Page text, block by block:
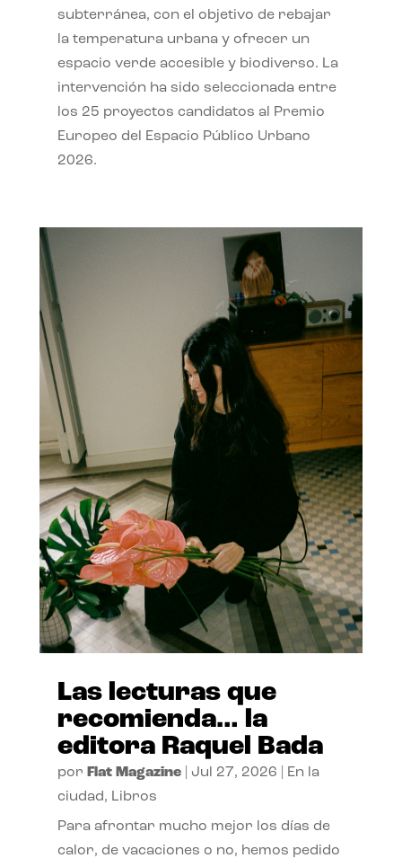
subterránea, con el objetivo de rebajar
la temperatura urbana y ofrecer un
espacio verde accesible y biodiverso. La
intervención ha sido seleccionada entre
los 25 proyectos candidatos al Premio
Europeo del Espacio Público Urbano
2026.
Las lecturas que
recomienda… la
editora Raquel Bada
por Flat Magazine| Jul 27, 2026
En la
ciudad, Libros
Para afrontar mucho mejor los días de
calor, de vacaciones o no, hemos pedido